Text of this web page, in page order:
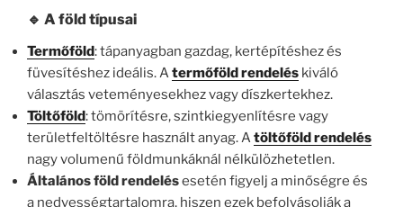
🔹 A föld típusai
Termőföld: tápanyagban gazdag, kertépítéshez és
füvesítéshez ideális. Atermőföld rendelés kiváló
választás veteményesekhez vagy díszkertekhez.
Töltőföld: tömörítésre, szintkiegyenlítésre vagy
területfeltöltésre használt anyag. Atöltőföld rendelés
nagy volumenű földmunkáknál nélkülözhetetlen.
Általános föld rendelésesetén figyelj a minőségre és
a nedvességtartalomra, hiszen ezek befolyásolják a